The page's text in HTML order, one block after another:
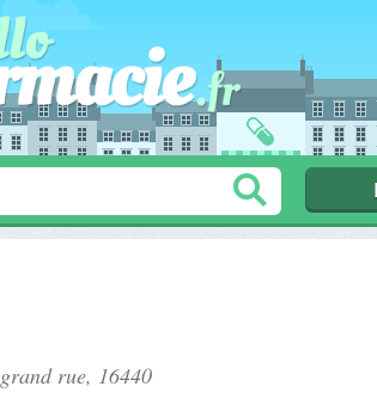
grand rue, 16440